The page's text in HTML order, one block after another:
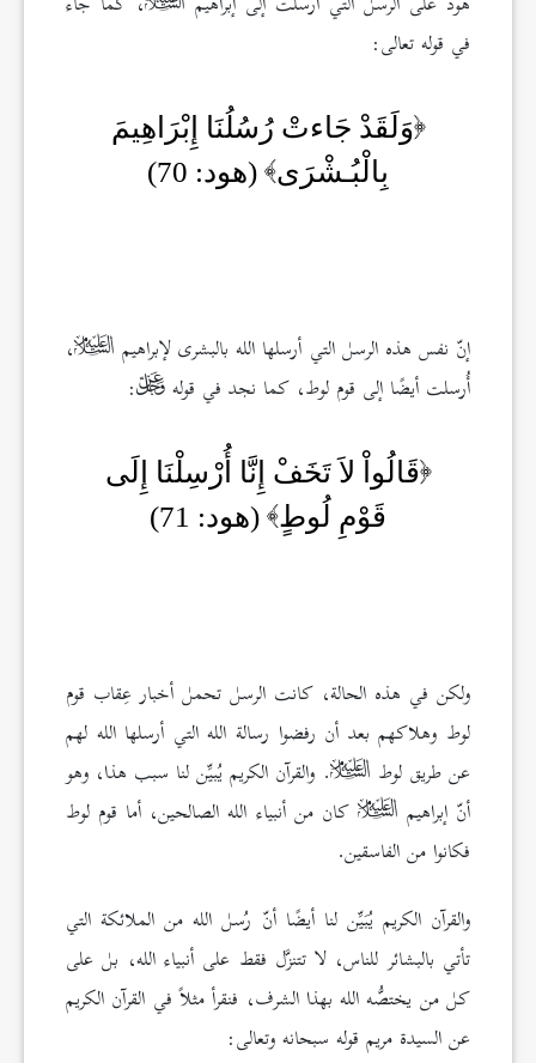
في قوله تعالى:
وَلَقَدْ جَاءتْ رُسُلُنَا إِبْرَاهِيمَ
بِالْبُـشْرَى
(هود: 70)
إنّ نفس هذه الرسل التي أرسلها الله بالبشرى لإبراهيم
،
أُرسلت أيضًا إلى قوم لوط، كما نجد في قوله
:
قَالُواْ لاَ تَخَفْ إِنَّا أُرْسِلْنَا إِلَى
قَوْمِ لُوطٍ
(هود: 71)
ولكن في هذه الحالة، كانت الرسل تحمل أخبار عِقاب قوم
لوط وهلاكهم بعد أن رفضوا رسالة الله التي أرسلها الله لهم
عن طريق لوط
. والقرآن الكريم يُبيِّن لنا سبب هذا، وهو
أنّ إبراهيم
كان من أنبياء الله الصالحين، أما قوم لوط
فكانوا من الفاسقين.
والقرآن الكريم يُبَيِّن لنا أيضًا أنّ رُسل الله من الملائكة التي
تأتي بالبشائر للناس، لا تتنزَّل فقط على أنبياء الله، بل على
كل من يختصُّه الله بهذا الشرف، فنقرأ مثلاً في القرآن الكريم
عن السيدة مريم قوله سبحانه وتعالى: